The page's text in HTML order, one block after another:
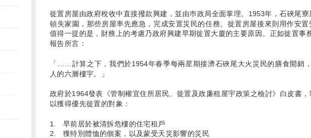
徙置房屋由政府稅收中直接撥款興建，並由巿政局全面掌理。1953年，石硤尾
頓失家園，那些房屋率先應急，完成安置災民的任務。徙置房屋後來則用作安置
值得一提的是，財務上的考慮乃政府興建早期徙置大廈的主要原因。正如徙置事
報告所言：
「……計算之下，我們於1954年春季每兩星期接濟石硤尾大火災民的膳食開銷
人的六層樓宇。」
政府於1964發表《管制權宜住所居民、徙置及政廉租屋宇政策之檢討》白皮書
以獲得優先徙置的對象：
1. 早前居於被清拆危樓的住宅租戶
2. 獲特別體恤的個案，以及蒙受天災影響的災民